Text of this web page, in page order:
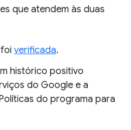
que atendem às duas
verificada.
histórico positivo
do Google e a
do programa para